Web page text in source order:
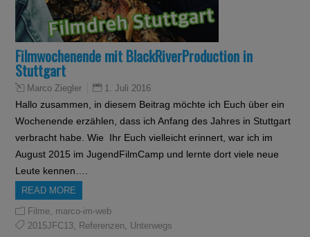
Wochenende erzählen, dass ich Anfang des Jahres in Stuttgart
verbracht habe. Wie Ihr Euch vielleicht erinnert, war ich im
August 2015 im JugendFilmCamp und lernte dort viele neue
Leute kennen….
READ MORE
, Referenzen , Unterwegs